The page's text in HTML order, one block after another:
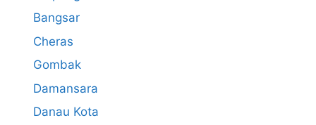
Bangsar
Cheras
Gombak
Damansara
Danau Kota